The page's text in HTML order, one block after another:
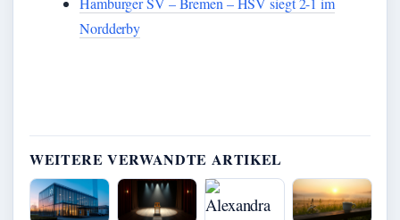
Nordderby
WEITERE VERWANDTE ARTIKEL